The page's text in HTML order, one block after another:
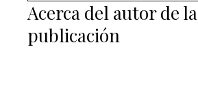
Acerca del autor de la
publicación